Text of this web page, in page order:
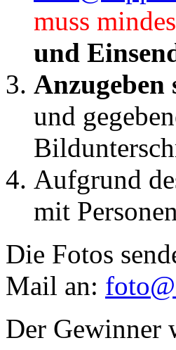
muss
und
Anzugeben
und
Aufgrund
mit
Die Fotos
Mail an:
Der Gewinner